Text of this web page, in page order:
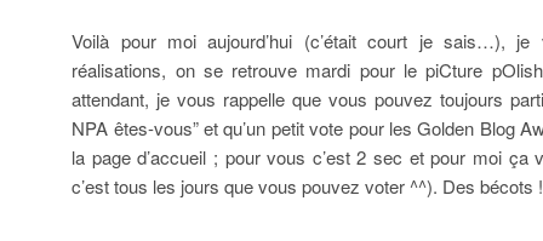
Voilà pour moi aujourd’hui (c’était court je sais…),
réalisations, on se retrouve mardi pour le piCture
attendant, je vous rappelle que vous pouvez toujours
NPA êtes-vous” et qu’un petit vote pour les Golden Blog
la page d’accueil ; pour vous c’est 2 sec et pour moi ça
c’est tous les jours que vous pouvez voter ^^). Des bécots !